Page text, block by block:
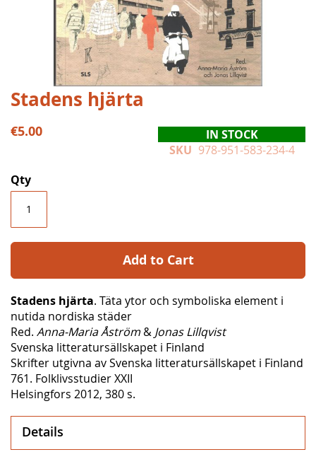
Skip
to
the
beginning
images
gallery
Stadens hjärta
€5.00
IN STOCK
SKU 978-951-583-234-4
Qty
Add to Cart
Stadens hjärta. Täta ytor och symboliska element i
nutida nordiska städer
Red. Anna-Maria Åström& Jonas Lillqvist
Svenska litteratursällskapet i Finland
Skrifter utgivna av Svenska litteratursällskapet i Finland
761. Folklivsstudier XXII
Helsingfors 2012, 380 s.
Details